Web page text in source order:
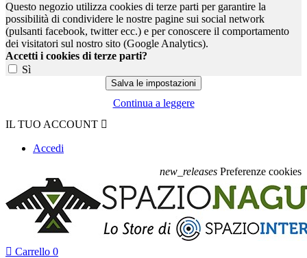
Questo negozio utilizza cookies di terze parti per garantire la
possibilità di condividere le nostre pagine sui social network
(pulsanti facebook, twitter ecc.) e per conoscere il comportamento
dei visitatori sul nostro sito (Google Analytics).
Accetti i cookies di terze parti?
Sì
Continua a leggere
IL TUO ACCOUNT 
Accedi
new_releases Preferenze cookies
 Carrello 0